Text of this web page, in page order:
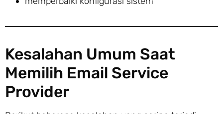
Kesalahan Umum Saat
Memilih Email Service
Provider